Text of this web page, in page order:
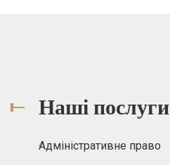
Наші послуги
Адміністративне право